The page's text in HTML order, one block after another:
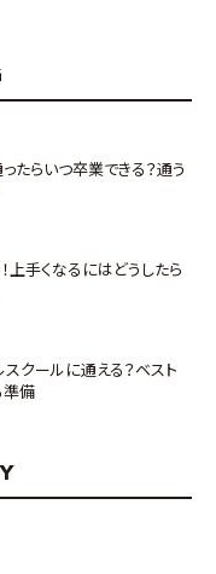
たらいつ卒業できる？通う
上手くなるにはどうしたら
クールに通える？ベスト
準備